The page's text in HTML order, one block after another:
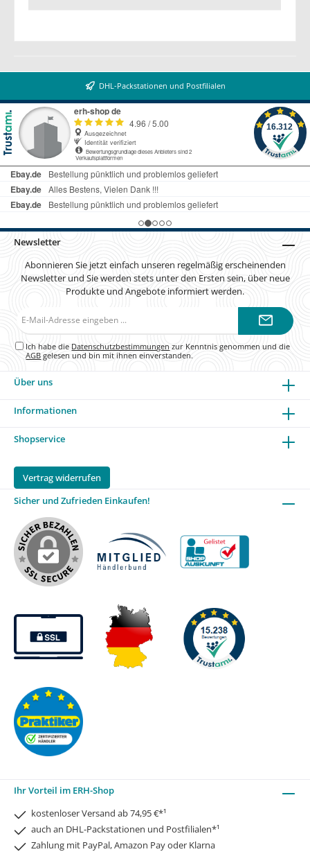
DHL-Packstationen und Postfilialen
Newsletter
Abonnieren Sie jetzt einfach unseren regelmäßig erscheinenden
Newsletter und Sie werden stets unter den Ersten sein, über neue
Produkte und Angebote informiert werden.
Ich habe die Datenschutzbestimmungen zur Kenntnis genommen und die
AGB gelesen und bin mit ihnen einverstanden.
Über uns
Informationen
Shopservice
Vertrag widerrufen
Sicher und Zufrieden Einkaufen!
Ihr Vorteil im ERH-Shop
kostenloser Versand ab 74,95 €*¹
auch an DHL-Packstationen und Postfilialen*¹
Zahlung mit PayPal, Amazon Pay oder Klarna